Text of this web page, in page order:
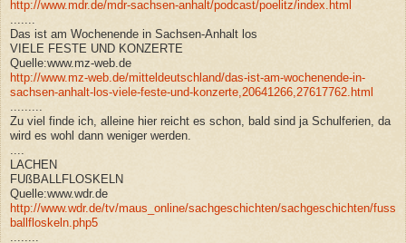
http://www.mdr.de/mdr-sachsen-anhalt/podcast/poelitz/index.html
Das ist am Wochenende in Sachsen-Anhalt los
VIELE FESTE UND KONZERTE
Quelle:www.mz-web.de
http://www.mz-web.de/mitteldeutschland/das-ist-am-wochenende-in-
sachsen-anhalt-los-viele-feste-und-konzerte,20641266,27617762.html
Zu viel finde ich, alleine hier reicht es schon, bald sind ja Schulferien, da
wird es wohl dann weniger werden.
LACHEN
FUßBALLFLOSKELN
Quelle:www.wdr.de
http://www.wdr.de/tv/maus_online/sachgeschichten/sachgeschichten/fuss
ballfloskeln.php5